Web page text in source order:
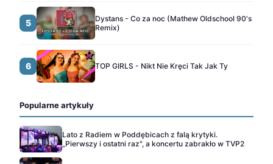
5
Dystans - Co za noc (Mathew Oldschool 90's
Remix)
6 TOP GIRLS - Nikt Nie Kręci Tak Jak Ty
Popularne artykuły
Lato z Radiem w Poddębicach z falą krytyki.
„Pierwszy i ostatni raz", a koncertu zabrakło w TVP2